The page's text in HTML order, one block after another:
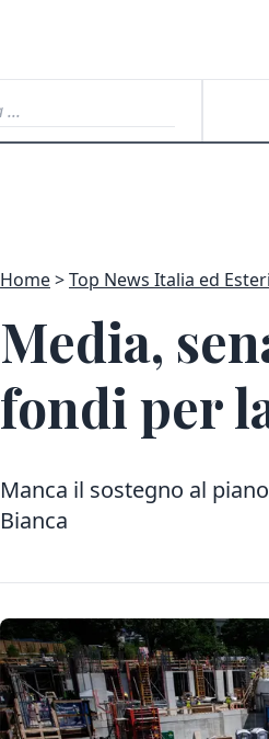
Home Top News Italia ed Esteri
Media,
fondi per
Manca il sostegno al
Bianca